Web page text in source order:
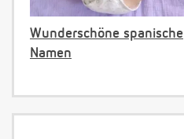
Wunderschöne spanische
Namen